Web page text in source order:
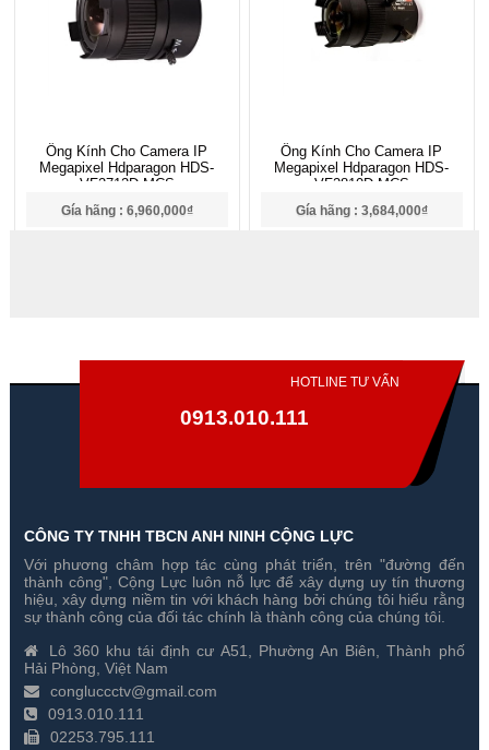
Ống Kính Cho Camera IP
Megapixel Hdparagon HDS-
VF2712D-MCS
Gía hãng : 6,960,000₫
Ống Kính Cho Camera IP
Megapixel Hdparagon HDS-
VF2810D-MCS
Gía hãng : 3,684,000₫
Ống Kính Camera Hikvision
HV3816D-8MPIR 8 Megapixel
Gía hãng : 8,800,000₫
6,160,000₫
Ống Kính Camera Hikvision
HV1140D-8MPIR 8 Megapixel
Gía hãng : 12,410,000₫
8,687,000₫
HOTLINE TƯ VẤN
0913.010.111
CÔNG TY TNHH TBCN ANH NINH CỘNG LỰC
Với phương châm hợp tác cùng phát triển, trên "đường đến
thành công", Cộng Lực luôn nỗ lực để xây dựng uy tín thương
hiệu, xây dựng niềm tin với khách hàng bởi chúng tôi hiểu rằng
sự thành công của đối tác chính là thành công của chúng tôi.
Lô 360 khu tái định cư A51, Phường An Biên, Thành phố
Hải Phòng, Việt Nam
congluccctv@gmail.com
0913.010.111
02253.795.111